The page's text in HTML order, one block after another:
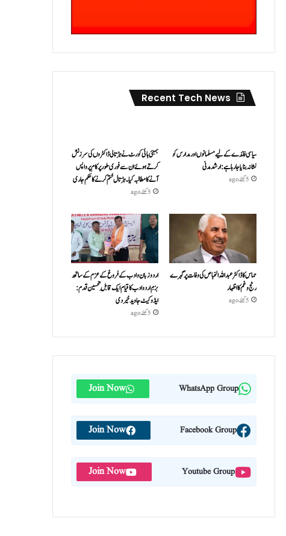
Recent Tech News
سیاسی فائدے کے لیے مسلمانوں اور مدارس کو
نشانہ بنایا جا رہا ہے: ارشد مدنی
5 گھنٹے ago
بمبئی ہائی کورٹ نے ہڑتالی ڈاکٹروں کی سرزنش
کرتے ہوئے ان سے فوری طور پر کام پر واپس
آنے کا مطالبہ کیا۔ہڑتال ختم کرنے کا حکم جاری
5 گھنٹے ago
حماس کا ڈاکٹر عبداللہ الخباص کی وفات پر گہرے
رنج وغم کااظہار
5 گھنٹے ago
اردو زبان و ادب کے فروغ کے عزم کے ساتھ
بزمِ اردو ادب کا قیام ایک قابلِ تحسین قدم :
ایڈوکیٹ جاوید خیردی
5 گھنٹے ago
WhatsApp Group
Join Now
Facebook Group
Join Now
Youtube Group
Join Now